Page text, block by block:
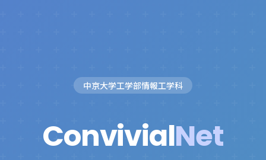
中京大学工学部情報工学科
ConvivialNet